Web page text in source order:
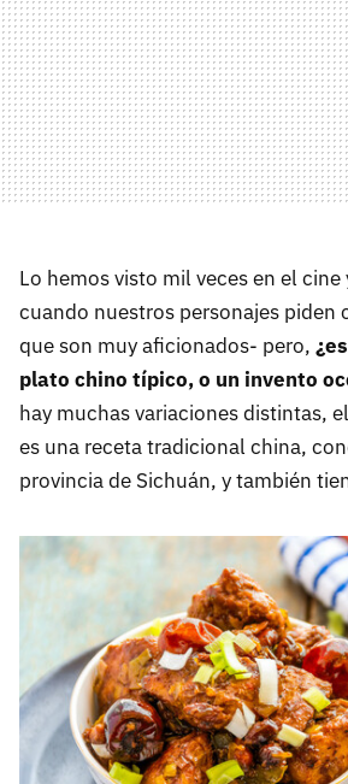
Lo hemos visto mil veces en el cine
cuando nuestros personajes piden
que son muy aficionados- pero,
plato chino típico, o un invento
hay muchas variaciones distintas,
es una receta tradicional china,
provincia de Sichuán, y también